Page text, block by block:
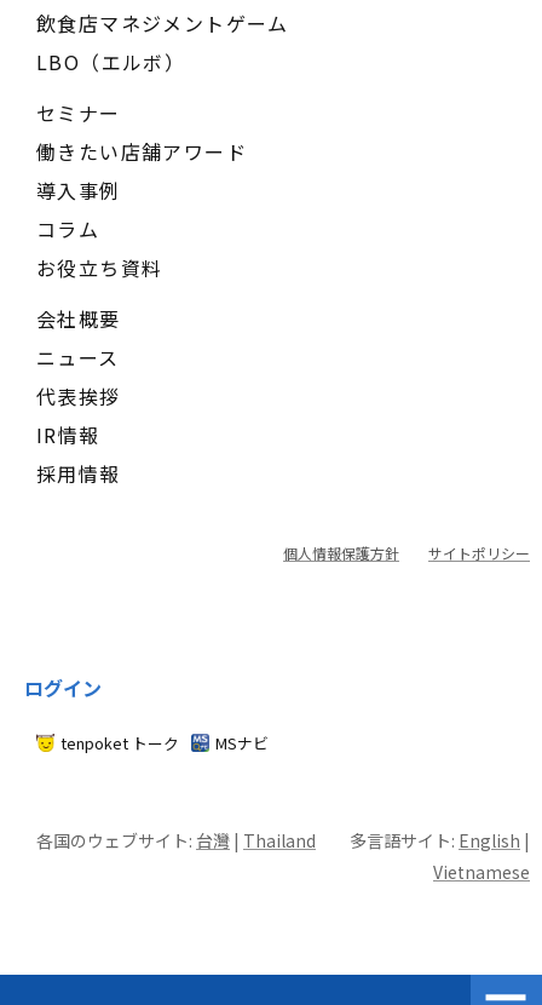
飲食店マネジメントゲーム
LBO（エルボ）
セミナー
働きたい店舗アワード
導入事例
コラム
お役立ち資料
会社概要
ニュース
代表挨拶
IR情報
採用情報
個人情報保護方針 サイトポリシー
ログイン
tenpoket トーク MSナビ
各国のウェブサイト: 台灣 | Thailand 多言語サイト: English |
Vietnamese